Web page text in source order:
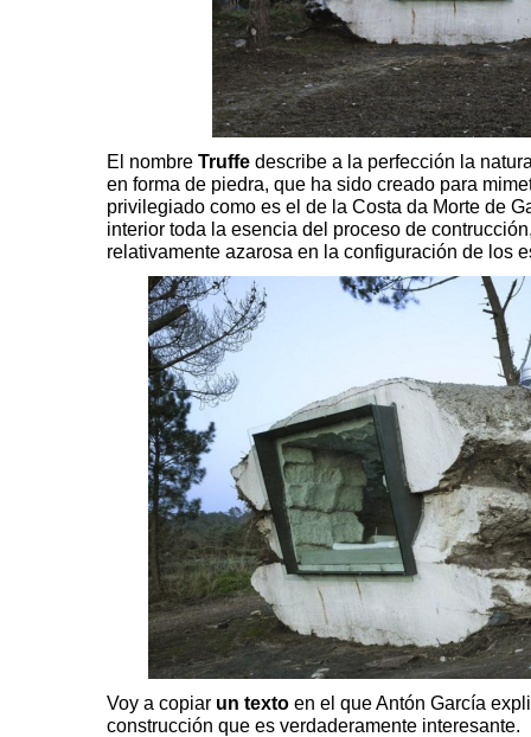
El nombre Truffe describe a la perfección la
en forma de piedra, que ha sido creado para
privilegiado como es el de la Costa da Morte de
interior toda la esencia del proceso de
relativamente azarosa en la configuración de los
Voy a copiar un texto en el que Antón García
construcción que es verdaderamente interesante.